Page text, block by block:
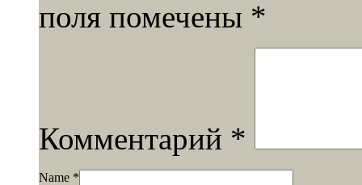
поля помечены *
Комментарий *
Name *